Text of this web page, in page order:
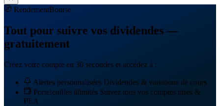
RendementBourse
Tout pour suivre vos dividendes —
gratuitement
Créez votre compte en 30 secondes et accédez à :
Alertes personnalisées Dividendes & variations de cours
Portefeuilles illimités Suivez tous vos comptes titres &
PEA